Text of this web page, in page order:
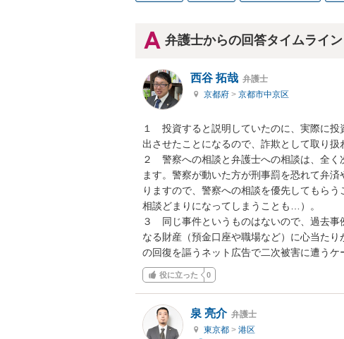
弁護士からの回答タイムライン
西谷 拓哉 弁護士
京都府 > 京都市中京区
１　投資すると説明していたのに、実際に
出させたことになるので、詐欺として取り扱
２　警察への相談と弁護士への相談は、全
ます。警察が動いた方が刑事罰を恐れて弁
りますので、警察への相談を優先してもら
相談どまりになってしまうことも…）。
３　同じ事件というものはないので、過去
なる財産（預金口座や職場など）に心当た
の回復を謳うネット広告で二次被害に遭うケ
役に立った 0
泉 亮介 弁護士
東京都 > 港区